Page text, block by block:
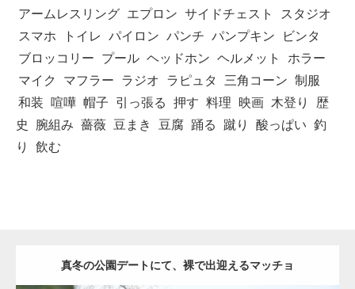
アームレスリング エプロン サイドチェスト
スタジオ
スマホ
トイレ パイロン パンチ パンプキン
ビンタ
ブロッコリー
プール ヘッドホン ヘルメット
ホラー
マイク
マフラー ラジオ ラピュタ 三角コーン 制服
和装
喧嘩 帽子 引っ張る 押す 料理 映画 木登り
歴
史
腕組み 薔薇 豆まき 豆腐 踊る 蹴り 酸っぱい 釣
り
飲む
真冬の公園デートにて、裸で出迎えるマッチョ